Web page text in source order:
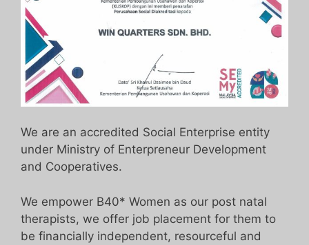
We are an accredited Social Enterprise entity
under Ministry of Enterpreneur Development
and Cooperatives.
We empower B40* Women as our post natal
therapists, we offer job placement for them to
be financially independent, resourceful and